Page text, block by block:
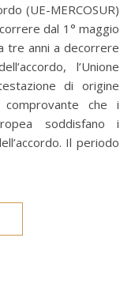
(UE-MERCOSUR)
dal 1° maggio
tre anni a decorrere
l’Unione
di origine
che i
soddisfano i
Il periodo